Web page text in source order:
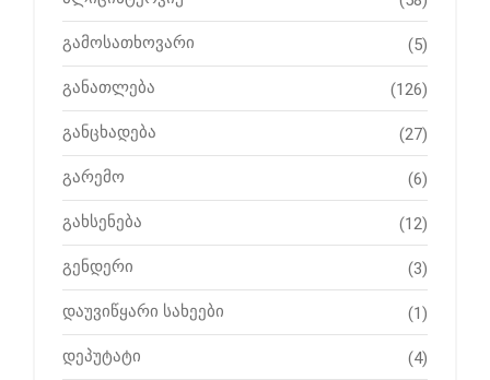
გამოსათხოვარი (5)
განათლება (126)
განცხადება (27)
გარემო (6)
გახსენება (12)
გენდერი (3)
დაუვიწყარი სახეები (1)
დეპუტატი (4)